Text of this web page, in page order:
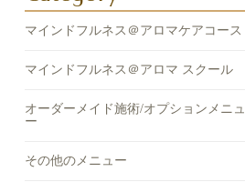
マインドフルネス＠アロマケアコース
マインドフルネス＠アロマ スクール
オーダーメイド施術/オプションメニュ
ー
その他のメニュー